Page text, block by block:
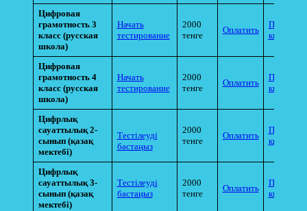
Цифровая
грамотность 3
класс (русская
школа)
Начать
тестирование
2000
тенге
Оплатить
Цифровая
грамотность 4
класс (русская
школа)
Начать
тестирование
2000
тенге
Оплатить
Цифрлық
сауаттылық 2-
сынып (қазақ
мектебі)
Тестілеуді
бастаңыз
2000
тенге
Оплатить
Цифрлық
сауаттылық 3-
сынып (қазақ
мектебі)
Тестілеуді
бастаңыз
2000
тенге
Оплатить